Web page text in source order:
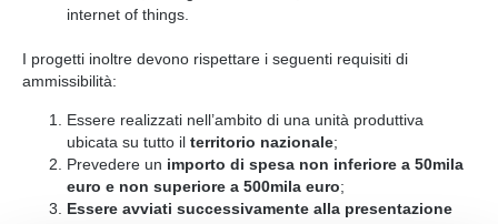
internet of things.
I progetti inoltre devono rispettare i seguenti requisiti di
ammissibilità:
Essere realizzati nell’ambito di una unità produttiva
ubicata su tutto il territorio nazionale;
Prevedere un importo di spesa non inferiore a 50mila
euro e non superiore a 500mila euro;
Essere avviati successivamente alla presentazione